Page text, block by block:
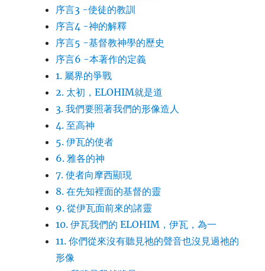
序言3 -使徒的教訓
序言4 -神的解釋
序言5 -基督教神學的歷史
序言6 -本著作的定義
1. 屬界的爭戰
2. 太初，ELOHIM就是道
3. 我們要照著我們的形像造人
4. 至高神
5. 伊瓦的使者
6. 雅各的神
7. 使者向摩西顯現
8. 在先知裡面的基督的靈
9. 從伊瓦面前來的諸靈
10. 伊瓦我們的 ELOHIM，伊瓦，為一
11. 你們從來沒有聽見祂的聲音也沒見過祂的
形像